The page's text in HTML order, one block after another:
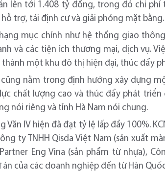
lên tới 1.408 tỷ đồng, trong đó chi
trợ, tái định cư và giải phóng mặt bằng.
mục chính như hệ thống giao
và các tiện ích thương mại, dịch vụ.
thành một khu đô thị hiện đại, thúc đẩy
nằm trong định hướng xây dựng
chất lượng cao và thúc đẩy phát
nói riêng và tỉnh Hà Nam nói chung.
Văn IV hiện đã đạt tỷ lệ lấp đầy 100%.
ty TNHH Qisda Việt Nam (sản xuất
Eng Vina (sản phẩm từ nhựa),
của các doanh nghiệp đến từ Hàn